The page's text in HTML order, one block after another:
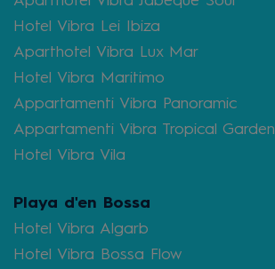
Hotel Vibra Lei Ibiza
Aparthotel Vibra Lux Mar
Hotel Vibra Maritimo
Appartamenti Vibra Panoramic
Appartamenti Vibra Tropical Garden
Hotel Vibra Vila
Playa d'en Bossa
Hotel Vibra Algarb
Hotel Vibra Bossa Flow